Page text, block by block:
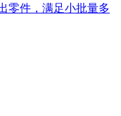
零件，满足小批量多